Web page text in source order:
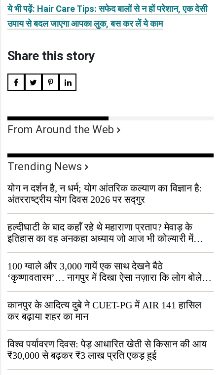
ये भी पढ़ें: Hair Care Tips: सफेद बालों से न हों परेशान, एक देसी
उपाय से बदल जाएगा आपका लुक, बस कर लें ये काम
Share this story
From Around the Web
Trending News
योग न दर्शन है, न धर्म; योग आंतरिक कल्याण का विज्ञान है:
अंतरराष्ट्रीय योग दिवस 2026 पर सद्गुर
हल्दीघाटी के बाद कहाँ रहे थे महाराणा प्रताप? मेवाड़ के
इतिहास का वह अनकहा अध्याय जो आज भी कोल्यारी में
जीवित है
100 ग्वाले और 3,000 गायें एक साथ देखने बैठे
‘कृष्णावतारम’… नागपुर में दिखा ऐसा नज़ारा कि लोग बोले,
“ऐसा तो सिर्फ़ कृष्ण ही कर सकते हैं”
कानपुर के आदित्य दुबे ने CUET-PG में AIR 141 हासिल
कर बढ़ाया शहर का मान
विश्व पर्यावरण दिवस: पेड़ आधारित खेती से किसान की आय
₹30,000 से बढ़कर ₹3 लाख प्रति एकड़ हुई